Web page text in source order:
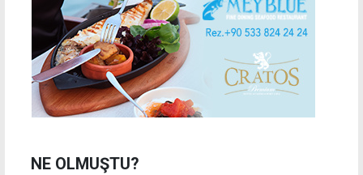
NE OLMUŞTU?